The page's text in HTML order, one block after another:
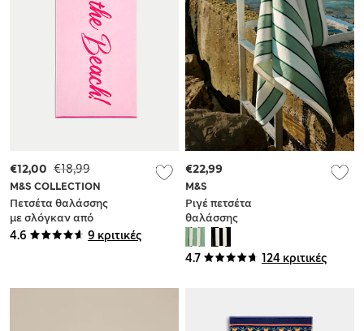
4.6 9 κριτικές
M&S COLLECTION
Πετσέτα θαλάσσης
με σλόγκαν από
100% βαμβάκι
€18,99
€12,00
4.7 124 κριτικές
M&S
Ριγέ πετσέτα
θαλάσσης
ανθεκτική στην
άμμο από 100%
βαμβάκι
€22,99